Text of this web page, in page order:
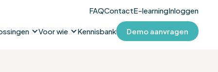
FAQContactE-learningInloggen
Voor wie Kennisbank Demo aanvragen